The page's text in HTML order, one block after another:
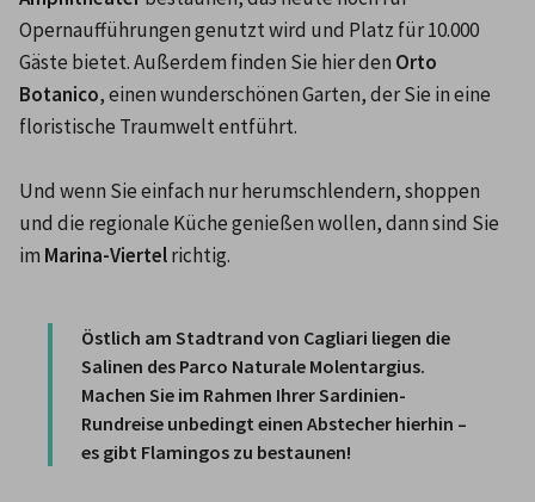
Opernaufführungen genutzt wird und Platz für 10.000
Gäste bietet. Außerdem finden Sie hier den Orto
Botanico, einen wunderschönen Garten, der Sie in eine
floristische Traumwelt entführt.
Und wenn Sie einfach nur herumschlendern, shoppen
und die regionale Küche genießen wollen, dann sind Sie
im Marina-Viertel richtig.
Östlich am Stadtrand von Cagliari liegen die
Salinen des Parco Naturale Molentargius.
Machen Sie im Rahmen Ihrer Sardinien-
Rundreise unbedingt einen Abstecher hierhin –
es gibt Flamingos zu bestaunen!